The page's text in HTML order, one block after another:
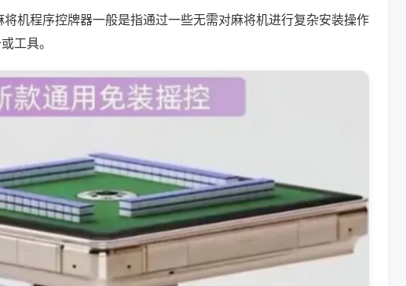
机程序控牌器一般是指通过一些无需对麻将机进行复杂安装操作
工具。